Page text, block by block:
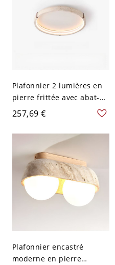
Plafonnier 2 lumières en
pierre frittée avec abat-
jour en craie, style
moderne plat pour
chambre, lumière LED,
110V-120V, trois niveaux
(lumière
chaude/blanche/neutre),
15,5"
257,69 €
Plafonnier encastré
moderne en pierre